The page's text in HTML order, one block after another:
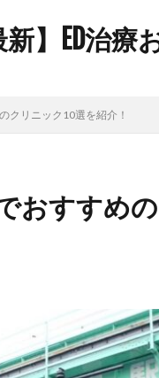
新】ED治
クリニック10選を紹介！
おすすめ